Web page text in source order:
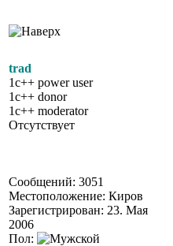
trad
1c++ power user
1c++ donor
1c++ moderator
Отсутствует
Сообщений: 3051
Местоположение: Киров
Зарегистрирован: 23. Мая
2006
Пол: